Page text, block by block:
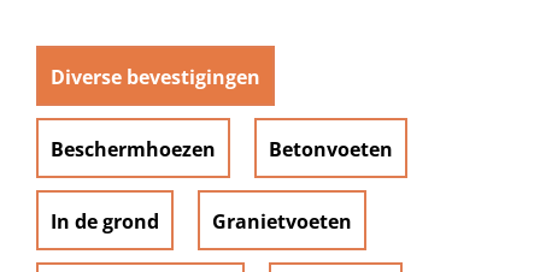
Diverse bevestigingen
Beschermhoezen Betonvoeten
In de grond Granietvoeten